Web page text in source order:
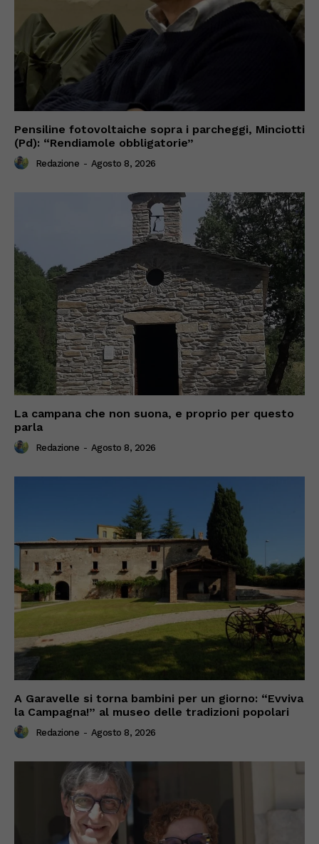
Pensiline fotovoltaiche sopra i parcheggi, Minciotti
(Pd): “Rendiamole obbligatorie”
Redazione - Agosto 8, 2026
La campana che non suona, e proprio per questo
parla
Redazione - Agosto 8, 2026
A Garavelle si torna bambini per un giorno: “Evviva
la Campagna!” al museo delle tradizioni popolari
Redazione - Agosto 8, 2026